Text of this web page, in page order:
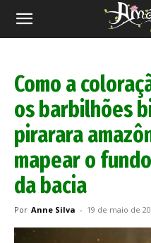
Revista
Como a
os barbilhões
pirarara
mapear o
da bacia
Por Anne Silva - 19 de maio de